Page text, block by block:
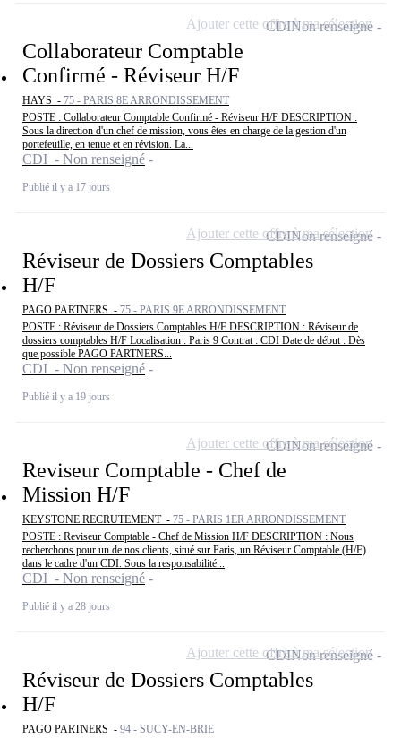
Collaborateur Comptable
Confirmé - Réviseur H/F
HAYS - 75 - PARIS 8E ARRONDISSEMENT
POSTE : Collaborateur Comptable Confirmé - Réviseur H/F DESCRIPTION :
Sous la direction d'un chef de mission, vous êtes en charge de la gestion d'un
portefeuille, en tenue et en révision. La...
CDI - Non renseigné
Publié il y a 17 jours
CDINon renseigné
Ajouter cette offre à ma sélection
Réviseur de Dossiers Comptables
H/F
PAGO PARTNERS - 75 - PARIS 9E ARRONDISSEMENT
POSTE : Réviseur de Dossiers Comptables H/F DESCRIPTION : Réviseur de
dossiers comptables H/F Localisation : Paris 9 Contrat : CDI Date de début : Dès
que possible PAGO PARTNERS...
CDI - Non renseigné
Publié il y a 19 jours
CDINon renseigné
Ajouter cette offre à ma sélection
Reviseur Comptable - Chef de
Mission H/F
KEYSTONE RECRUTEMENT - 75 - PARIS 1ER ARRONDISSEMENT
POSTE : Reviseur Comptable - Chef de Mission H/F DESCRIPTION : Nous
recherchons pour un de nos clients, situé sur Paris, un Réviseur Comptable (H/F)
dans le cadre d'un CDI. Sous la responsabilité...
CDI - Non renseigné
Publié il y a 28 jours
CDINon renseigné
Ajouter cette offre à ma sélection
Réviseur de Dossiers Comptables
H/F
PAGO PARTNERS - 94 - SUCY-EN-BRIE
CDINon renseigné
Ajouter cette offre à ma sélection